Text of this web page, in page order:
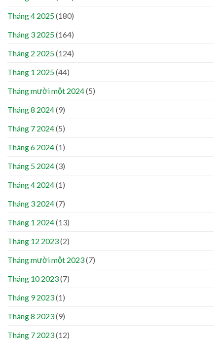
Tháng 4 2025(180)
Tháng 3 2025(164)
Tháng 2 2025(124)
Tháng 1 2025(44)
Tháng mười một 2024(5)
Tháng 8 2024(9)
Tháng 7 2024(5)
Tháng 6 2024(1)
Tháng 5 2024(3)
Tháng 4 2024(1)
Tháng 3 2024(7)
Tháng 1 2024(13)
Tháng 12 2023(2)
Tháng mười một 2023(7)
Tháng 10 2023(7)
Tháng 9 2023(1)
Tháng 8 2023(9)
Tháng 7 2023(12)